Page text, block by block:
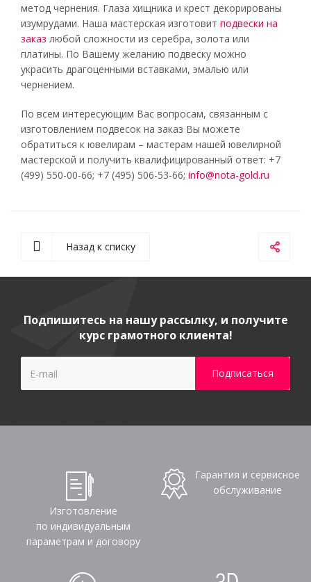
метод чернения. Глаза хищника и крест декорированы
изумрудами. Наша мастерская изготовит подвески на
заказ любой сложности из серебра, золота или
платины. По Вашему желанию подвеску можно
украсить драгоценными вставками, эмалью или
чернением.
По всем интересующим Вас вопросам, связанным с
изготовлением подвесок на заказ Вы можете
обратиться к ювелирам – мастерам нашей ювелирной
мастерской и получить квалифицированный ответ: +7
(499) 550-00-66; +7 (495) 506-53-66; info@nota-gold.ru
Назад к списку
Подпишитесь на нашу рассылку, и получите
курс грамотного клиента!
Изготовление
по индивидуальным
параметрам и договору
Гарантия и сервисное
обслуживание